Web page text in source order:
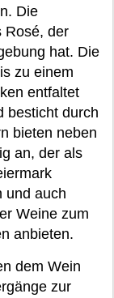
Die
Rosé, der
hat. Die
zu einem
entfaltet
besticht durch
bieten neben
an, der als
und auch
Weine zum
anbieten.
dem Wein
zur